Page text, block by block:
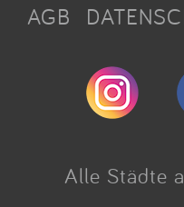
AGB
Alle Städte